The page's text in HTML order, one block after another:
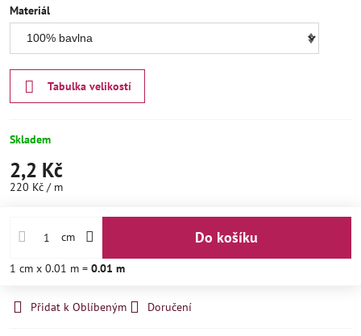
Materiál
Tabulka velikostí
Skladem
2,2 Kč
220 Kč / m
cm Do košíku
1 cm x 0.01 m = 0.01 m
Přidat k Oblíbeným Doručení